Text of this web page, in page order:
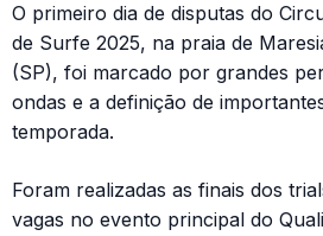
O primeiro dia de disputas do
de Surfe 2025, na praia de
(SP), foi marcado por grandes
ondas e a definição de
temporada.
Foram realizadas as finais dos
vagas no evento principal do